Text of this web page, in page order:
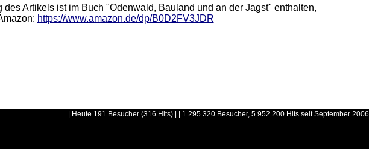
des Artikels ist im Buch "Odenwald, Bauland und an der Jagst" enthalten,
https://www.amazon.de/dp/B0D2FV3JDR
| Heute 191 Besucher (316 Hits) | | 1.295.320 Besucher, 5.952.200 Hits seit September 2006 |